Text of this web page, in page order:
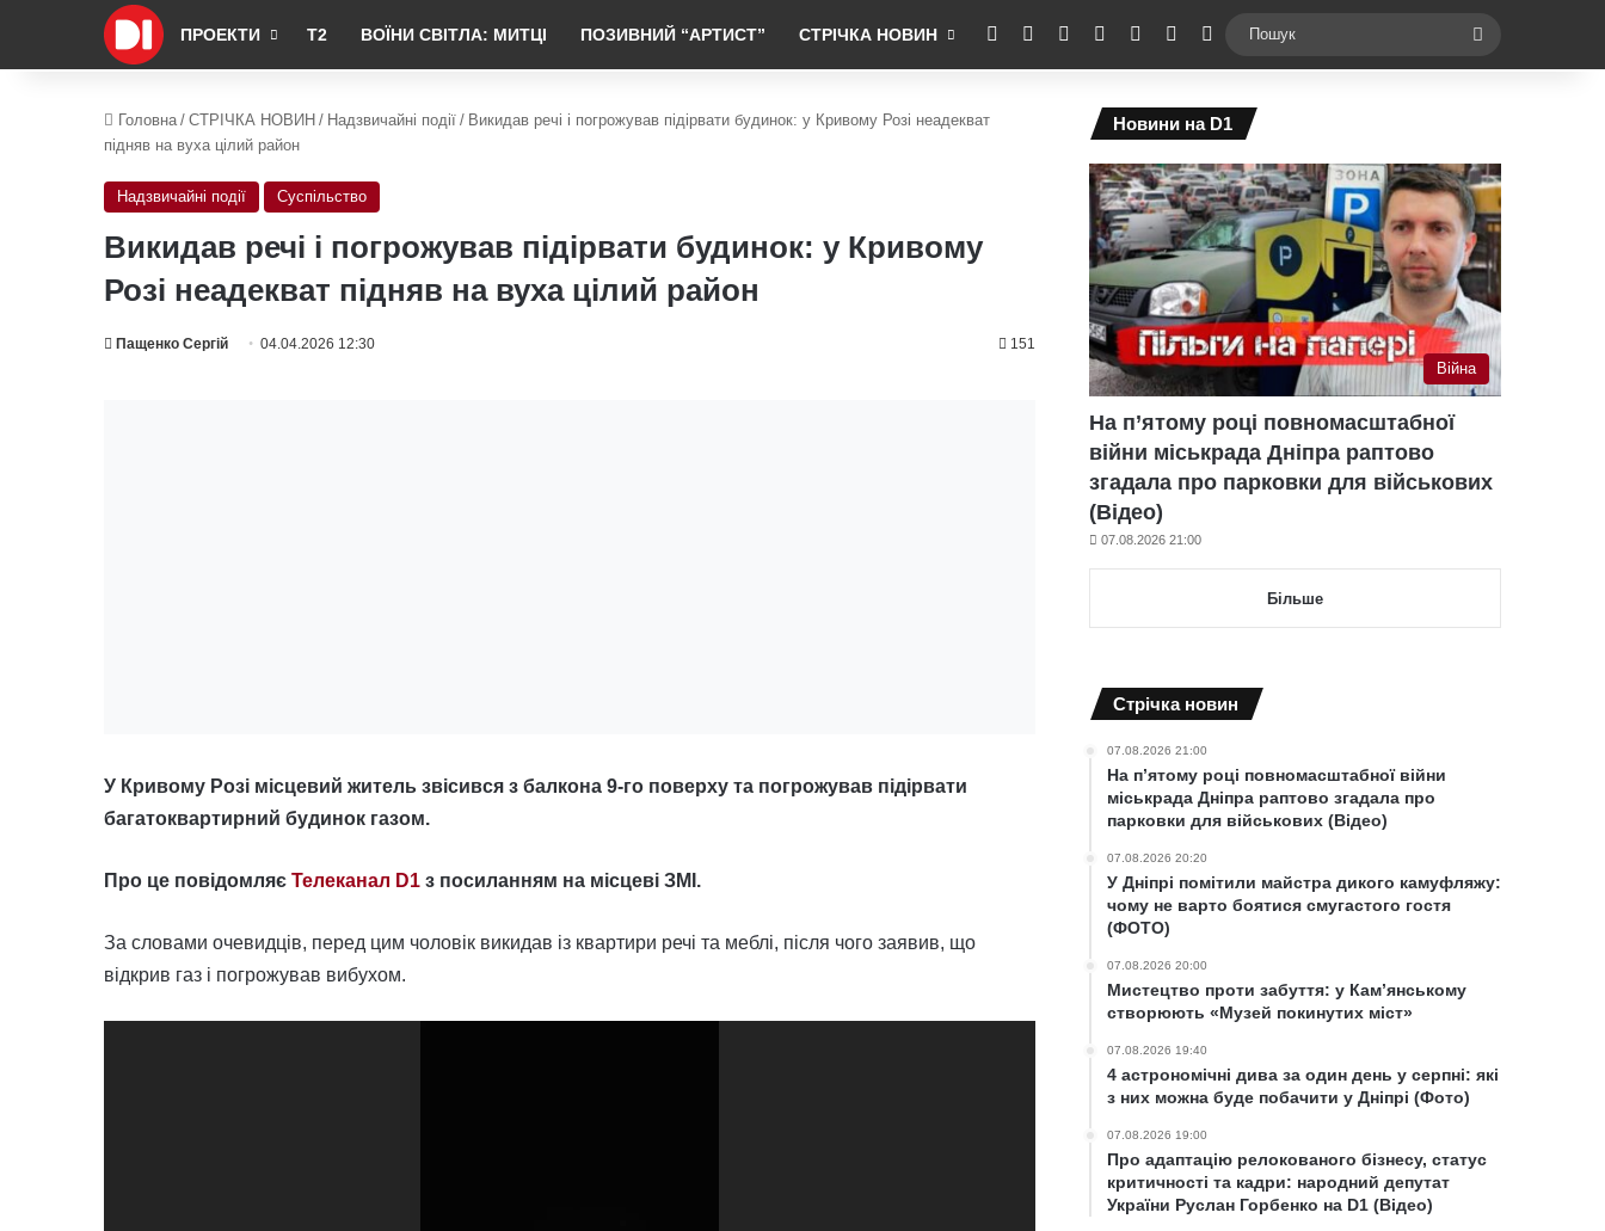
ПРОЕКТИ Т2 ВОЇНИ СВІТЛА: МИТЦІ ПОЗИВНИЙ “АРТИСТ” СТРІЧКА НОВИН RSS Facebook YouTubeInstagramTelegramSwitch skin
Головна / СТРІЧКА НОВИН / Надзвичайні події / Викидав речі і погрожував підірвати будинок: у Кривому Розі неадекват
підняв на вуха цілий район
Надзвичайні події Суспільство
Викидав речі і погрожував підірвати будинок: у Кривому
Розі неадекват підняв на вуха цілий район
Пащенко Сергій 04.04.2026 12:30 151
У Кривому Розі місцевий житель звісився з балкона 9-го поверху та погрожував підірвати
багатоквартирний будинок газом.
Про це повідомляє Телеканал D1 з посиланням на місцеві ЗМІ.
За словами очевидців, перед цим чоловік викидав із квартири речі та меблі, після чого заявив, що
відкрив газ і погрожував вибухом.
Новини на D1
Війна
На п’ятому році повномасштабної
війни міськрада Дніпра раптово
згадала про парковки для військових
(Відео)
07.08.2026 21:00
Більше
Cтрічка новин
07.08.2026 21:00
На п’ятому році повномасштабної війни
міськрада Дніпра раптово згадала про
парковки для військових (Відео)
07.08.2026 20:20
У Дніпрі помітили майстра дикого камуфляжу:
чому не варто боятися смугастого гостя
(ФОТО)
07.08.2026 20:00
Мистецтво проти забуття: у Кам’янському
створюють «Музей покинутих міст»
07.08.2026 19:40
4 астрономічні дива за один день у серпні: які
з них можна буде побачити у Дніпрі (Фото)
07.08.2026 19:00
Про адаптацію релокованого бізнесу, статус
критичності та кадри: народний депутат
України Руслан Горбенко на D1 (Відео)